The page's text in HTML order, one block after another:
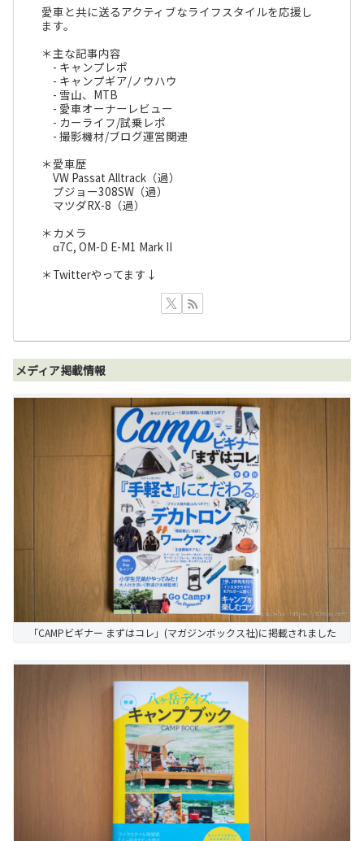
愛車と共に送るアクティブなライフスタイルを応援し
ます。
＊主な記事内容
- キャンプレポ
- キャンプギア/ノウハウ
- 雪山、MTB
- 愛車オーナーレビュー
- カーライフ/試乗レポ
- 撮影機材/ブログ運営関連
＊愛車歴
VW Passat Alltrack（過）
プジョー308SW（過）
マツダRX-8（過）
＊カメラ
α7C, OM-D E-M1 Mark II
＊Twitterやってます↓
メディア掲載情報
「CAMPビギナー まずはコレ」(マガジンボックス社)に掲載されました